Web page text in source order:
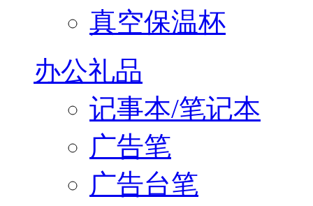
真空保温杯
办公礼品
记事本/笔记本
广告笔
广告台笔